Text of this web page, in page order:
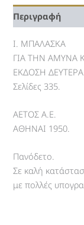
ΕΛΛΗΝΙΣΜΟΥ
-
Ι.
ΜΠΑΛΑΣΚΑΣ
ποσότητα
Περιγραφή
Ι. ΜΠΑΛΑΣΚΑ
ΓΙΑ ΤΗΝ ΑΜΥΝΑ
ΕΚΔΟΣΗ ΔΕΥΤΕΡΑ.
Σελίδες 335.
ΑΕΤΟΣ Α.Ε.
ΑΘΗΝΑΙ 1950.
Πανόδετο.
Σε καλή
με πολλές